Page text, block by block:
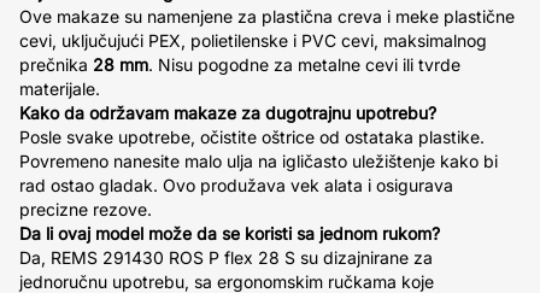
Ove makaze su namenjene za plastična creva i meke plastične
cevi, uključujući PEX, polietilenske i PVC cevi, maksimalnog
prečnika 28 mm. Nisu pogodne za metalne cevi ili tvrde
materijale.
Kako da održavam makaze za dugotrajnu upotrebu?
Posle svake upotrebe, očistite oštrice od ostataka plastike.
Povremeno nanesite malo ulja na igličasto uležištenje kako bi
rad ostao gladak. Ovo produžava vek alata i osigurava
precizne rezove.
Da li ovaj model može da se koristi sa jednom rukom?
Da, REMS 291430 ROS P flex 28 S su dizajnirane za
jednoručnu upotrebu, sa ergonomskim ručkama koje